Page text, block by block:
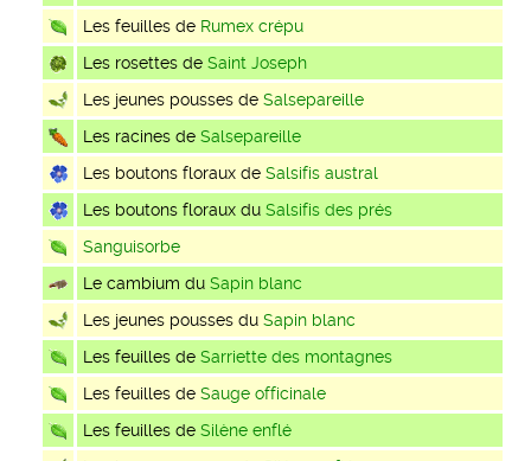
Les feuilles de Rumex crépu
Les rosettes de Saint Joseph
Les jeunes pousses de Salsepareille
Les racines de Salsepareille
Les boutons floraux de Salsifis austral
Les boutons floraux du Salsifis des prés
Sanguisorbe
Le cambium du Sapin blanc
Les jeunes pousses du Sapin blanc
Les feuilles de Sarriette des montagnes
Les feuilles de Sauge officinale
Les feuilles de Silène enflé